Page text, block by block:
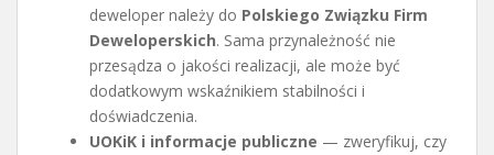
deweloper należy do Polskiego Związku Firm
Deweloperskich. Sama przynależność nie
przesądza o jakości realizacji, ale może być
dodatkowym wskaźnikiem stabilności i
doświadczenia.
UOKiK i informacje publiczne — zweryfikuj, czy